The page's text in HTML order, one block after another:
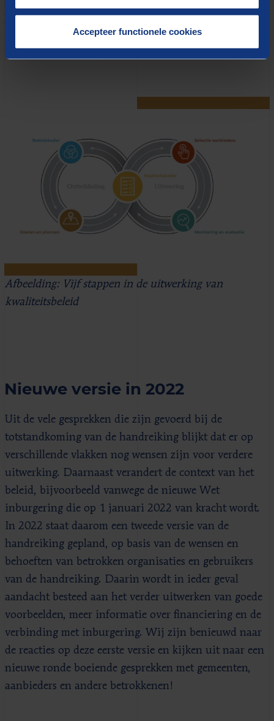
Accepteer functionele cookies
kwaliteitscriteria voor de uitvoering.
Afbeelding: Vijf stappen in de uitwerking van
kwaliteitsbeleid
Nieuwe versie in 2022
Uit de vele gesprekken die zijn gevoerd bij de
totstandkoming van de handreiking blijkt dat er op
verschillende vlakken nog wensen zijn voor verdere
uitwerking. Daarnaast verandert de context van het
beleid, bijvoorbeeld vanwege de nieuwe Wet
inburgering die op 1 januari 2022 van kracht wordt.
In 2022 staat daarom een tweede versie van de
handreiking gepland, op basis van de wensen en
behoeften van betrokken organisaties en gebruikers
van de handreiking. Daarin wordt in ieder geval
aandacht besteed aan het verder uitwerken van goede
voorbeelden, meer informatie over financiering en de
verbinding met inburgering. Wij zijn benieuwd naar
de reacties op deze eerste versie en kijken uit naar een
nieuwe ronde boeiende gesprekken met gemeenten,
aanbieders en andere betrokkenen!